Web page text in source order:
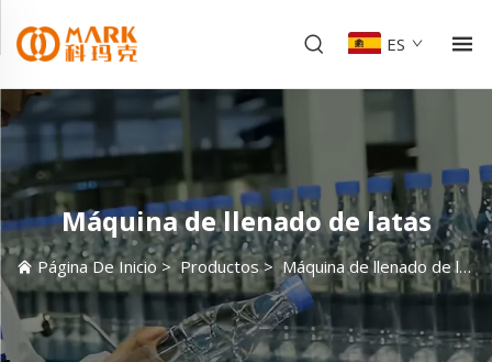
ES
Máquina de llenado de latas
Página De Inicio>Productos>Máquina de llenado de latas